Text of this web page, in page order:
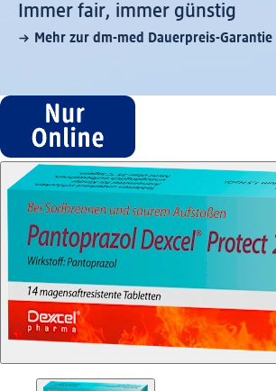
Immer fair,­ immer günstig
Mehr zur dm-med Dauerpreis-Garantie